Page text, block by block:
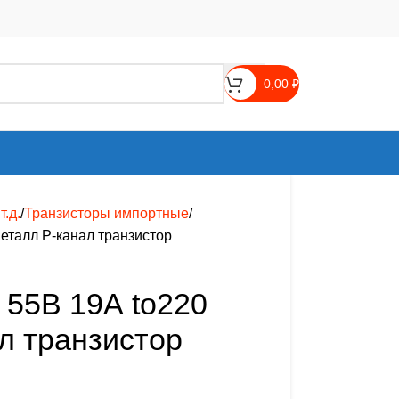
0,00 ₽
Транзисторы импортные
P-канал транзистор
55В 19А to220
транзистор